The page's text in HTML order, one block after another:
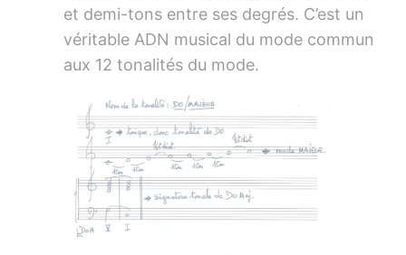
et demi-tons entre ses degrés. C’est un
véritable ADN musical du mode commun
aux 12 tonalités du mode.